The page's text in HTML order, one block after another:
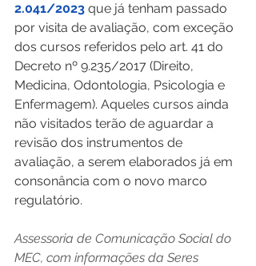
2.041/2023 que já tenham passado
por visita de avaliação, com exceção
dos cursos referidos pelo art. 41 do
Decreto nº 9.235/2017 (Direito,
Medicina, Odontologia, Psicologia e
Enfermagem). Aqueles cursos ainda
não visitados terão de aguardar a
revisão dos instrumentos de
avaliação, a serem elaborados já em
consonância com o novo marco
regulatório.
Assessoria de Comunicação Social do
MEC, com informações da Seres